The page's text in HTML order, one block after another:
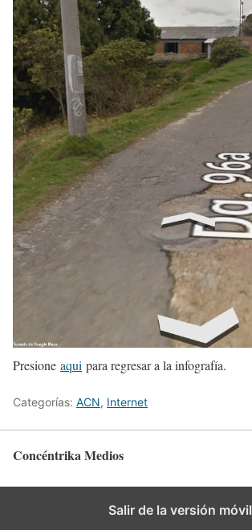
Presione aqui para regresar a la infografía.
Categorías: ACN, Internet
Concéntrika Medios
Salir de la versión móvil